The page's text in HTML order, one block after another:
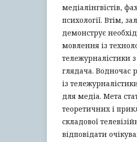
медіалінгвістів,
психології. Втім,
демонструє
мовлення із
тележурналістики
глядача. Водночас
із
для медіа. Мета
теоретичних і
складової
відповідати